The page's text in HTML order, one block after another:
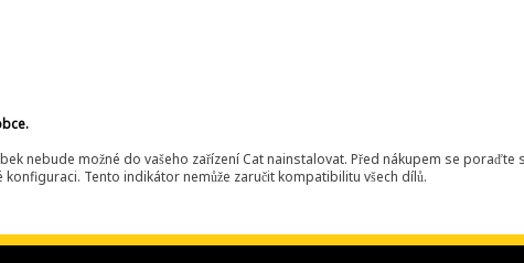
nebude možné do vašeho zařízení Cat nainstalovat. Před nákupem se
Tento indikátor nemůže zaručit kompatibilitu všech dílů.